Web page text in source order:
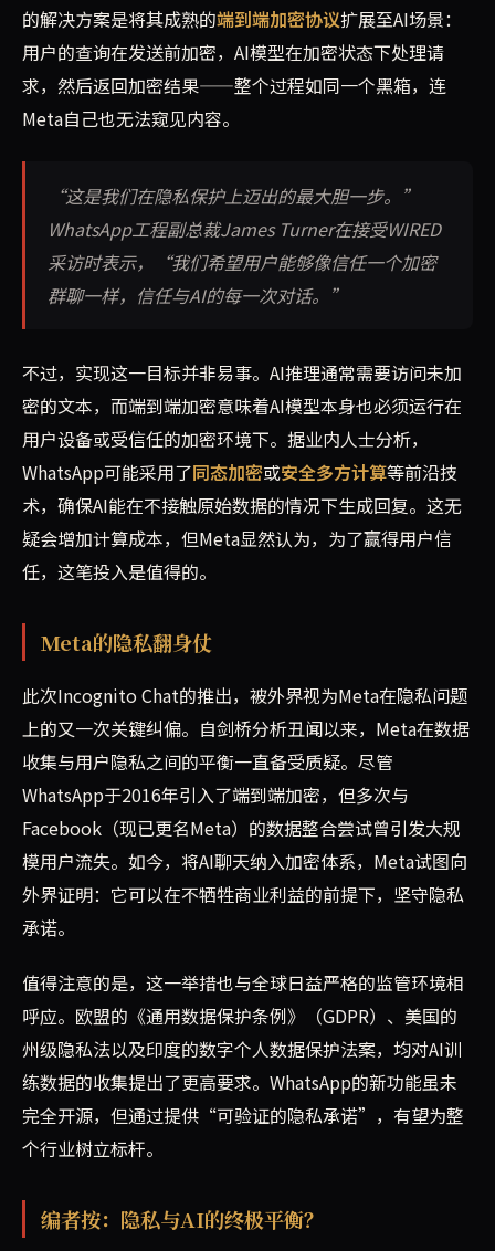
的解决方案是将其成熟的端到端加密协议扩展至AI场景：
用户的查询在发送前加密，AI模型在加密状态下处理请
求，然后返回加密结果——整个过程如同一个黑箱，连
Meta自己也无法窥见内容。
“这是我们在隐私保护上迈出的最大胆一步。”
WhatsApp工程副总裁James Turner在接受WIRED
采访时表示，“我们希望用户能够像信任一个加密
群聊一样，信任与AI的每一次对话。”
不过，实现这一目标并非易事。AI推理通常需要访问未加
密的文本，而端到端加密意味着AI模型本身也必须运行在
用户设备或受信任的加密环境下。据业内人士分析，
WhatsApp可能采用了同态加密或安全多方计算等前沿技
术，确保AI能在不接触原始数据的情况下生成回复。这无
疑会增加计算成本，但Meta显然认为，为了赢得用户信
任，这笔投入是值得的。
Meta的隐私翻身仗
此次Incognito Chat的推出，被外界视为Meta在隐私问题
上的又一次关键纠偏。自剑桥分析丑闻以来，Meta在数据
收集与用户隐私之间的平衡一直备受质疑。尽管
WhatsApp于2016年引入了端到端加密，但多次与
Facebook（现已更名Meta）的数据整合尝试曾引发大规
模用户流失。如今，将AI聊天纳入加密体系，Meta试图向
外界证明：它可以在不牺牲商业利益的前提下，坚守隐私
承诺。
值得注意的是，这一举措也与全球日益严格的监管环境相
呼应。欧盟的《通用数据保护条例》（GDPR）、美国的
州级隐私法以及印度的数字个人数据保护法案，均对AI训
练数据的收集提出了更高要求。WhatsApp的新功能虽未
完全开源，但通过提供“可验证的隐私承诺”，有望为整
个行业树立标杆。
编者按：隐私与AI的终极平衡？